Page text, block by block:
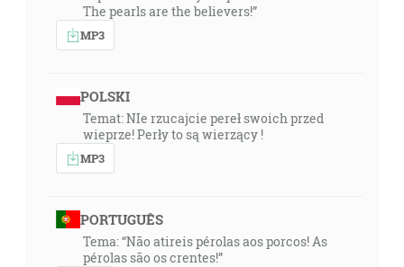
The pearls are the believers!”
MP3
POLSKI
Temat: NIe rzucajcie pereł swoich przed
wieprze! Perły to są wierzący !
MP3
PORTUGUÊS
Tema: “Não atireis pérolas aos porcos! As
pérolas são os crentes!”